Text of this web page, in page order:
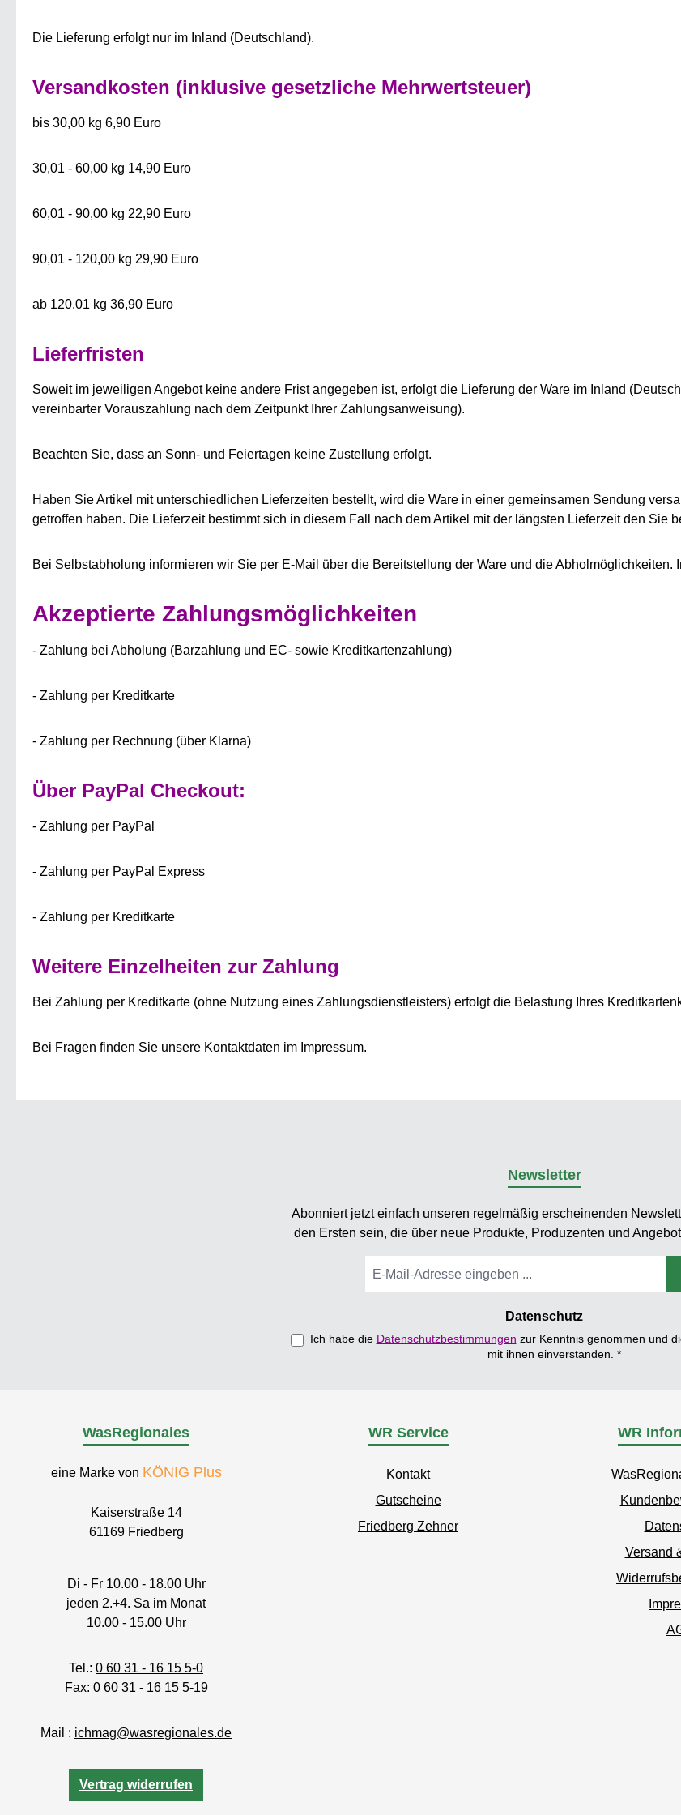
Die Lieferung erfolgt nur im Inland (Deutschland).
Versandkosten (inklusive gesetzliche Mehrwertsteuer)
bis 30,00 kg 6,90 Euro
30,01 - 60,00 kg 14,90 Euro
60,01 - 90,00 kg 22,90 Euro
90,01 - 120,00 kg 29,90 Euro
ab 120,01 kg 36,90 Euro
Lieferfristen
Soweit im jeweiligen Angebot keine andere Frist angegeben ist, erfolgt die Lieferung der Ware im Inland
vereinbarter Vorauszahlung nach dem Zeitpunkt Ihrer Zahlungsanweisung).
Beachten Sie, dass an Sonn- und Feiertagen keine Zustellung erfolgt.
Haben Sie Artikel mit unterschiedlichen Lieferzeiten bestellt, wird die Ware in einer gemeinsamen Sendung
getroffen haben. Die Lieferzeit bestimmt sich in diesem Fall nach dem Artikel mit der längsten Lieferzeit den Sie
Bei Selbstabholung informieren wir Sie per E-Mail über die Bereitstellung der Ware und die
Akzeptierte Zahlungsmöglichkeiten
- Zahlung bei Abholung (Barzahlung und EC- sowie Kreditkartenzahlung)
- Zahlung per Kreditkarte
- Zahlung per Rechnung (über Klarna)
Über PayPal Checkout:
- Zahlung per PayPal
- Zahlung per PayPal Express
- Zahlung per Kreditkarte
Weitere Einzelheiten zur Zahlung
Bei Zahlung per Kreditkarte (ohne Nutzung eines Zahlungsdienstleisters) erfolgt die Belastung Ihres
Bei Fragen finden Sie unsere Kontaktdaten im Impressum.
Newsletter
Abonniert jetzt einfach unseren regelmäßig erscheinenden
den Ersten sein, die über neue Produkte, Produzenten und
Mail-
Datenschutz
Ich habe die Datenschutzbestimmungen zur Kenntnis genommen und
mit ihnen einverstanden. *
WasRegionales
eine Marke von KÖNIG Plus
Kaiserstraße 14
61169 Friedberg
Di - Fr 10.00 - 18.00 Uhr
jeden 2.+4. Sa im Monat
10.00 - 15.00 Uhr
Tel.: 0 60 31 - 16 15 5-0
Fax: 0 60 31 - 16 15 5-19
Mail : ichmag@wasregionales.de
Vertrag widerrufen
WR Service
Kontakt
Gutscheine
Friedberg Zehner
WR
Versand